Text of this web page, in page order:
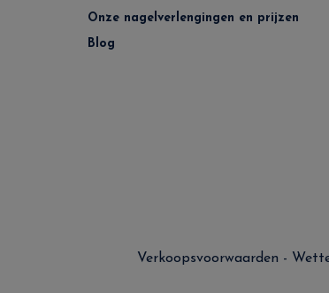
Onze nagelverlengingen en prijzen
Blog
Verkoopsvoorwaarden -